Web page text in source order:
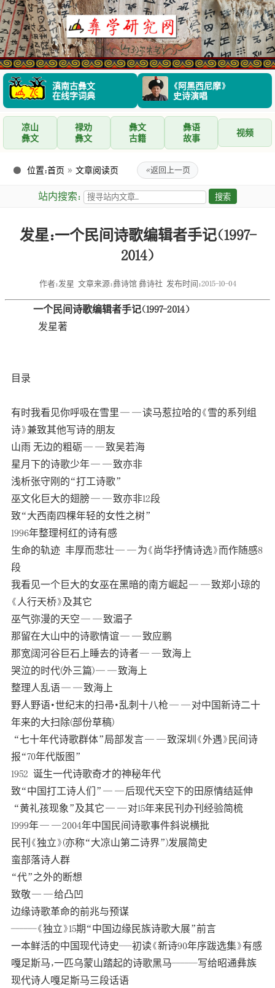
滇南古彝文
在线字词典
《阿黑西尼摩》
史诗演唱
凉山
彝文
禄劝
彝文
彝文
古籍
彝语
故事
视频
位置：首页 » 文章阅读页 «返回上一页
站内搜索：
发星：一个民间诗歌编辑者手记（1997-
2014）
作者：发星 文章来源：彝诗馆 彝诗社 发布时间：2015-10-04
一个民间诗歌编辑者手记（1997-2014）
发星著
目录
有时我看见你呼吸在雪里——读马惹拉哈的《雪的系列组
诗》兼致其他写诗的朋友
山雨 无边的粗砺——致吴若海
星月下的诗歌少年——致亦非
浅析张守刚的“打工诗歌”
巫文化巨大的翅膀——致亦非12段
致“大西南四棵年轻的女性之树”
1996年整理柯红的诗有感
生命的轨迹 丰厚而悲壮——为《尚华抒情诗选》而作随感8
段
我看见一个巨大的女巫在黑暗的南方崛起——致郑小琼的
《人行天桥》及其它
巫气弥漫的天空——致湄子
那留在大山中的诗歌情谊——致应鹏
那宽阔河谷巨石上睡去的诗者——致海上
哭泣的时代(外三篇)——致海上
整理人乱语——致海上
野人野语·世纪末的扫帚·乱刺十八枪——对中国新诗二十
年来的大扫除(部份草稿)
“七十年代诗歌群体”局部发言——致深圳《外遇》民间诗
报“70年代版图”
1952 诞生一代诗歌奇才的神秘年代
致“中国打工诗人们”——后现代天空下的田原情结延伸
“黄礼孩现象”及其它——对15年来民刊办刊经验简梳
1999年——2004年中国民间诗歌事件斜说横批
民刊《独立》(亦称“大凉山第二诗界”)发展简史
蛮部落诗人群
“代”之外的断想
致敬——给凸凹
边缘诗歌革命的前兆与预谋
------《独立》15期“中国边缘民族诗歌大展”前言
一本鲜活的中国现代诗史---初读《新诗90年序跋选集》有感
嘎足斯马，一匹乌蒙山踏起的诗歌黑马------写给昭通彝族
现代诗人嘎足斯马三段话语